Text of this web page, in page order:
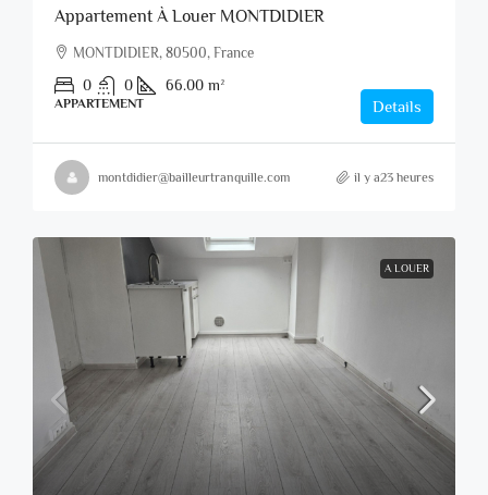
Appartement À Louer MONTDIDIER
MONTDIDIER, 80500, France
0 0 66.00 m²
APPARTEMENT Details
montdidier@bailleurtranquille.com il y a23 heures
A LOUER